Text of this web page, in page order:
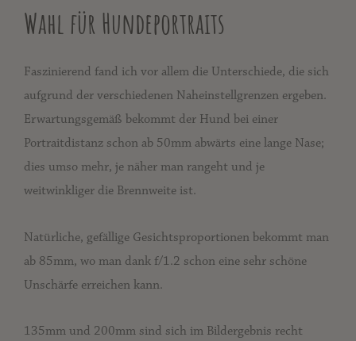
Wahl für Hundeportraits
Faszinierend fand ich vor allem die Unterschiede, die sich
aufgrund der verschiedenen Naheinstellgrenzen ergeben.
Erwartungsgemäß bekommt der Hund bei einer
Portraitdistanz schon ab 50mm abwärts eine lange Nase;
dies umso mehr, je näher man rangeht und je
weitwinkliger die Brennweite ist.
Natürliche, gefällige Gesichtsproportionen bekommt man
ab 85mm, wo man dank f/1.2 schon eine sehr schöne
Unschärfe erreichen kann.
135mm und 200mm sind sich im Bildergebnis recht